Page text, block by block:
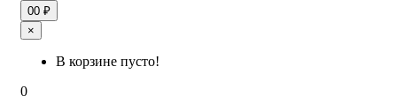
00 ₽
×
В корзине пусто!
0